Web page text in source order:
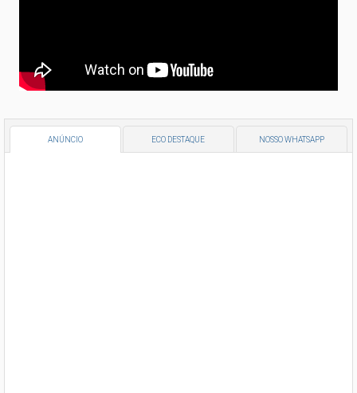
ANÚNCIO ECO DESTAQUE NOSSO WHATSAPP